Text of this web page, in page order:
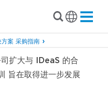
案 采购指南
扩大与 IDeaS 的合
旨在取得进一步发展